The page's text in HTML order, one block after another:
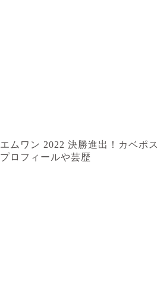
エムワン 2022 決勝進出！カベポ
プロフィールや芸歴